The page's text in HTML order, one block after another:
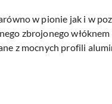
w pionie jak i w
zbrojonego włóknem
z mocnych profili